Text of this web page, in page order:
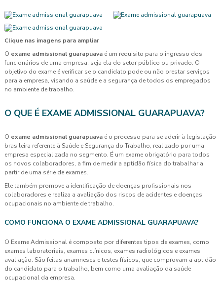
Clique nas imagens para ampliar
O exame admissional guarapuava é um requisito para o ingresso dos
funcionários de uma empresa, seja ela do setor público ou privado. O
objetivo do exame é verificar se o candidato pode ou não prestar serviços
para a empresa, visando a saúde e a segurança de todos os empregados
no ambiente de trabalho.
O QUE É EXAME ADMISSIONAL GUARAPUAVA?
O exame admissional guarapuava é o processo para se aderir à legislação
brasileira referente à Saúde e Segurança do Trabalho, realizado por uma
empresa especializada no segmento. É um exame obrigatório para todos
os novos colaboradores, a fim de medir a aptidão física do trabalhar a
partir de uma série de exames.
Ele também promove a identificação de doenças profissionais nos
colaboradores e realiza a avaliação dos riscos de acidentes e doenças
ocupacionais no ambiente de trabalho.
COMO FUNCIONA O EXAME ADMISSIONAL GUARAPUAVA?
O Exame Admissional é composto por diferentes tipos de exames, como
exames laboratoriais, exames clínicos, exames radiológicos e exames
avaliação. São feitas anamneses e testes físicos, que comprovam a aptidão
do candidato para o trabalho, bem como uma avaliação da saúde
ocupacional da empresa.